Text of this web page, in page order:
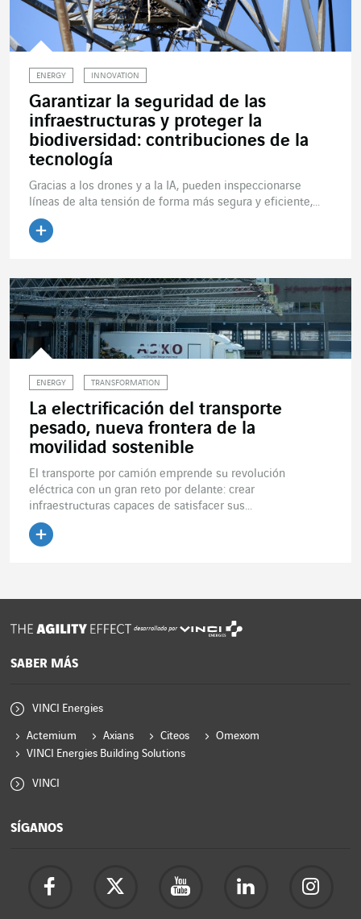
ENERGY INNOVATION
Garantizar la seguridad de las
infraestructuras y proteger la
biodiversidad: contribuciones de la
tecnología
Gracias a los drones y a la IA, pueden inspeccionarse
líneas de alta tensión de forma más segura y eficiente,...
ENERGY TRANSFORMATION
La electrificación del transporte
pesado, nueva frontera de la
movilidad sostenible
El transporte por camión emprende su revolución
eléctrica con un gran reto por delante: crear
infraestructuras capaces de satisfacer sus...
desarrollado por
SABER MÁS
VINCI Energies
Actemium Axians Citeos
Omexom
VINCI Energies Building Solutions
VINCI
SÍGANOS